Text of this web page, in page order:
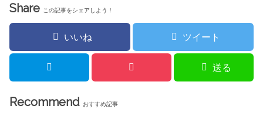
Share この記事をシェアしよう！
いいね ツイート
送る
Recommend おすすめ記事